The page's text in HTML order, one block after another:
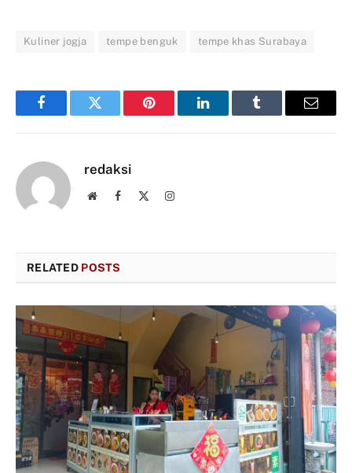
Kuliner jogja tempe benguk tempe khas Surabaya
FacebookTwitter Pinterest LinkedInTumblr Email
redaksi
WebsiteFacebook Instagram
RELATED POSTS